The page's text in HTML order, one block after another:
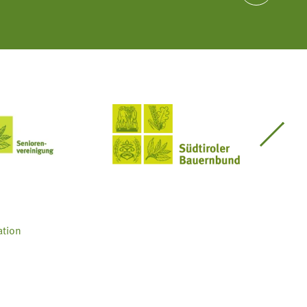
Seniorenvereinigung im SBB Südtiroler Bauernbund